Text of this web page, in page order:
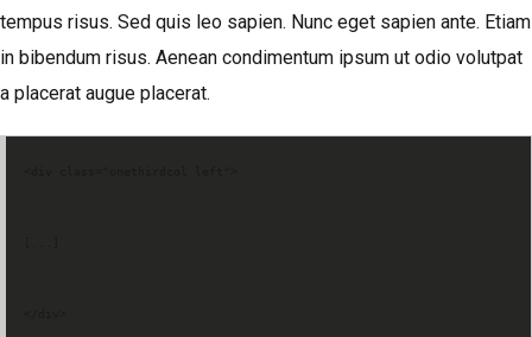
tempus risus. Sed quis leo sapien. Nunc eget sapien ante. Etiam
in bibendum risus. Aenean condimentum ipsum ut odio volutpat
a placerat augue placerat.